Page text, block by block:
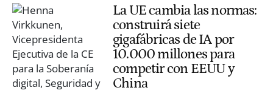
La UE cambia las normas:
construirá siete
gigafábricas de IA por
10.000 millones para
competir con EEUU y
China